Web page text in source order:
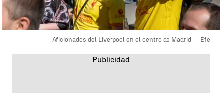
Aficionados del Liverpool en el centro de Madrid Efe